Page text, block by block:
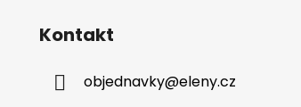
Kontakt
objednavky@eleny.cz